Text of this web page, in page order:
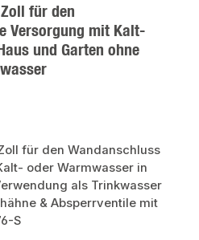
für den
Versorgung mit Kalt-
und Garten ohne